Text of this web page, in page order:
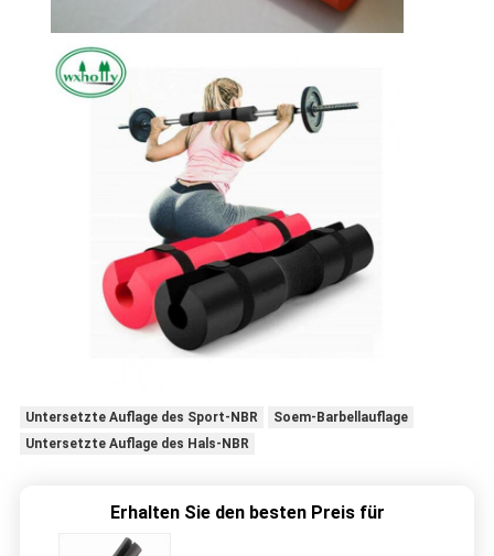
Untersetzte Auflage des Sport-NBR
Soem-Barbellauflage
Untersetzte Auflage des Hals-NBR
Erhalten Sie den besten Preis für